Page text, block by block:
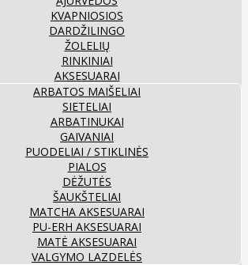
KVAPNIOSIOS
DARDŽILINGO
ŽOLELIŲ
RINKINIAI
AKSESUARAI
ARBATOS MAIŠELIAI
SIETELIAI
ARBATINUKAI
GAIVANIAI
PUODELIAI / STIKLINĖS
PIALOS
DĖŽUTĖS
ŠAUKŠTELIAI
MATCHA AKSESUARAI
PU-ERH AKSESUARAI
MATĖ AKSESUARAI
VALGYMO LAZDELĖS